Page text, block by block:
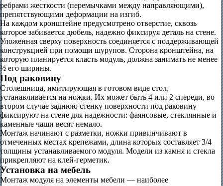
ребрами жесткости (перемычками между направляющими),
препятствующими деформации на изгиб.
На каждом кронштейне предусмотрено отверстие, сквозь
которое забивается дюбель, надежно фиксируя деталь на стене.
Уложенная сверху поверхность соединяется с поддерживающей
конструкцией при помощи шурупов. Сторона кронштейна, на
которую планируется класть модуль, должна занимать не менее
½ его ширины.
Под раковину
Столешница, имитирующая в готовом виде стол,
устанавливается на ножки. Их может быть 4 или 2 спереди, во
втором случае заднюю стенку поверхности под раковину
фиксируют на стене для надежности: фаянсовые, стеклянные и
каменные чаши весят немало.
Монтаж начинают с разметки, ножки привинчивают в
отмеченных местах крепежами, длина которых составляет 3/4
толщины устанавливаемого модуля. Модели из камня и стекла
прикрепляют на клей-герметик.
Установка на мебель
Монтаж модуля на элементы мебели — наиболее